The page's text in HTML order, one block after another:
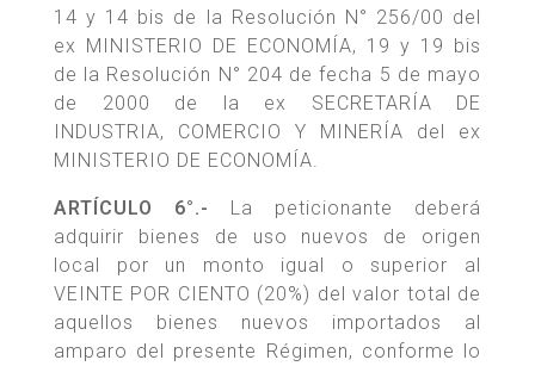
14 y 14 bis de la Resolución N° 256/00 del
ex MINISTERIO DE ECONOMÍA, 19 y 19 bis
de la Resolución N° 204 de fecha 5 de mayo
de 2000 de la ex SECRETARÍA DE
INDUSTRIA, COMERCIO Y MINERÍA del ex
MINISTERIO DE ECONOMÍA.
ARTÍCULO 6°.-
La peticionante deberá
adquirir bienes de uso nuevos de origen
local por un monto igual o superior al
VEINTE POR CIENTO (20%) del valor total de
aquellos bienes nuevos importados al
amparo del presente Régimen, conforme lo